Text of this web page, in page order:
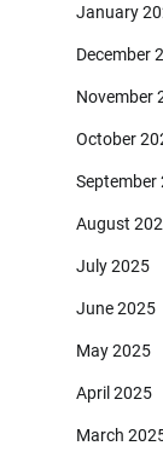
January
December
November
October
September
August
July 2025
June 2025
May 2025
April 2025
March